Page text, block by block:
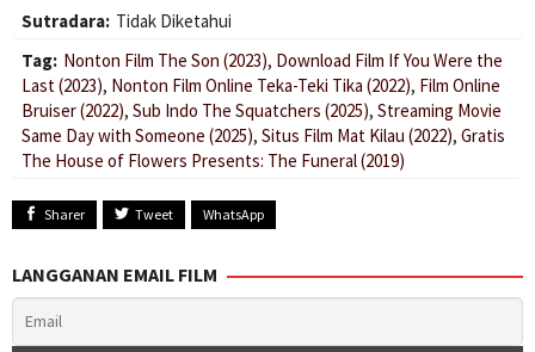
Sutradara: Tidak Diketahui
Tag: Nonton Film The Son (2023), Download Film If You Were the
Last (2023), Nonton Film Online Teka-Teki Tika (2022), Film Online
Bruiser (2022), Sub Indo The Squatchers (2025), Streaming Movie
Same Day with Someone (2025), Situs Film Mat Kilau (2022), Gratis
The House of Flowers Presents: The Funeral (2019)
Sharer Tweet WhatsApp
LANGGANAN EMAIL FILM